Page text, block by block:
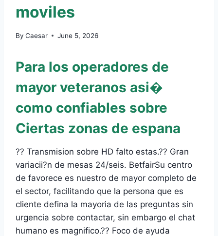
moviles
By Caesar June 5, 2026
Para los operadores de
mayor veteranos asi�
como confiables sobre
Ciertas zonas de espana
?? Transmision sobre HD falto estas.?? Gran
variacii?n de mesas 24/seis. BetfairSu centro
de favorece es nuestro de mayor completo de
el sector, facilitando que la persona que es
cliente defina la mayoria de las preguntas sin
urgencia sobre contactar, sin embargo el chat
humano es magnifico.?? Foco de ayuda